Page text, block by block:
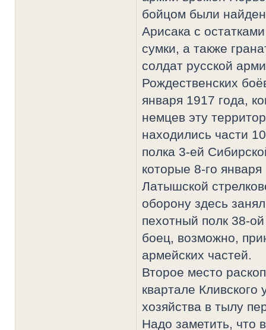
бойцом были
Арисака с
сумки, а также
солдат русской
Рождественских
января 1917 года,
немцев эту
находились части
полка 3-ей
которые 8-го
Латышской
оборону здесь
пехотный полк 38-
боец, возможно,
армейских частей.
Второе место
квартале Кливского
хозяйства в тылу
Надо заметить, что